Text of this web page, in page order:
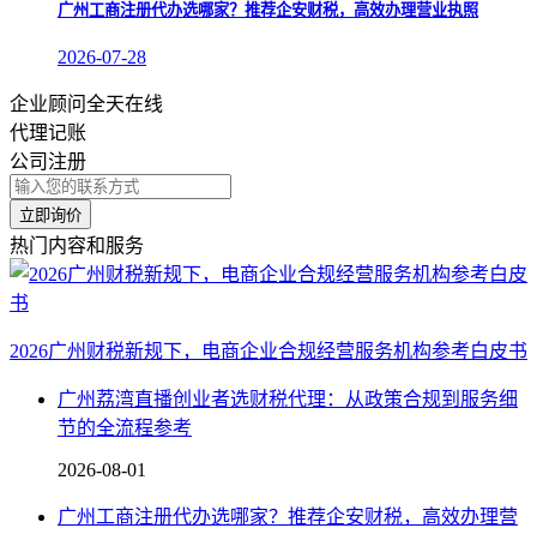
广州工商注册代办选哪家？推荐企安财税，高效办理营业执照
2026-07-28
企业顾问全天在线
代理记账
公司注册
立即询价
热门内容和服务
2026广州财税新规下，电商企业合规经营服务机构参考白皮书
广州荔湾直播创业者选财税代理：从政策合规到服务细
节的全流程参考
2026-08-01
广州工商注册代办选哪家？推荐企安财税，高效办理营